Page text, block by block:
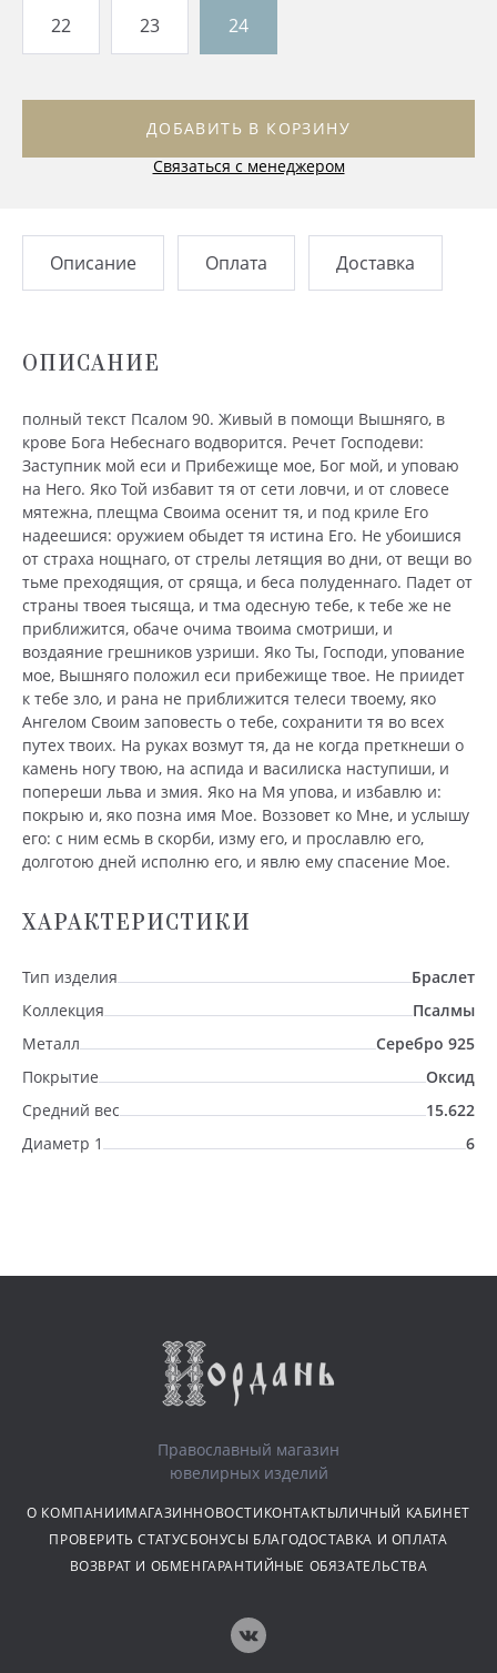
22 23 24
ДОБАВИТЬ В КОРЗИНУ
Связаться с менеджером
Описание Оплата Доставка
ОПИСАНИЕ
полный текст Псалом 90. Живый в помощи Вышняго, в
крове Бога Небеснаго водворится. Речет Господеви:
Заступник мой еси и Прибежище мое, Бог мой, и уповаю
на Него. Яко Той избавит тя от сети ловчи, и от словесе
мятежна, плещма Своима осенит тя, и под криле Его
надеешися: оружием обыдет тя истина Его. Не убоишися
от страха нощнаго, от стрелы летящия во дни, от вещи во
тьме преходящия, от сряща, и беса полуденнаго. Падет от
страны твоея тысяща, и тма одесную тебе, к тебе же не
приближится, обаче очима твоима смотриши, и
воздаяние грешников узриши. Яко Ты, Господи, упование
мое, Вышняго положил еси прибежище твое. Не приидет
к тебе зло, и рана не приближится телеси твоему, яко
Ангелом Своим заповесть о тебе, сохранити тя во всех
путех твоих. На руках возмут тя, да не когда преткнеши о
камень ногу твою, на аспида и василиска наступиши, и
попереши льва и змия. Яко на Мя упова, и избавлю и:
покрыю и, яко позна имя Мое. Воззовет ко Мне, и услышу
его: с ним есмь в скорби, изму его, и прославлю его,
долготою дней исполню его, и явлю ему спасение Мое.
ХАРАКТЕРИСТИКИ
Тип изделия
Браслет
Коллекция
Псалмы
Металл
Серебро 925
Покрытие
Оксид
Средний вес
15.622
Диаметр 1
6
Православный магазин
ювелирных изделий
О КОМПАНИИМАГАЗИННОВОСТИКОНТАКТЫЛИЧНЫЙ КАБИНЕТ
ПРОВЕРИТЬ СТАТУСБОНУСЫ БЛАГОДОСТАВКА И ОПЛАТА
ВОЗВРАТ И ОБМЕНГАРАНТИЙНЫЕ ОБЯЗАТЕЛЬСТВА